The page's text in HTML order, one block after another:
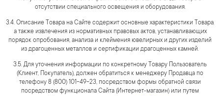
отсутствии специального освещения и оборудования.
3.4. Описание Товара на Сайте содержит основные характеристики Товара,
а также извлечения из нормативных правовых актов, устанавливающих
порядок опробования, анализа и клеймения ювелирных и других изделий
из драгоценных металлов и сертификации драгоценных камней.
3.5. Для уточнения информации по конкретному Товару Пользователь
(Клиент, Покупатель), должен обратиться к менеджеру Продавца по
телефону 8 (800) 101-49-23, посредством формы обратной связи
посредством функционала Сайта (Интернет-магазин) или путем